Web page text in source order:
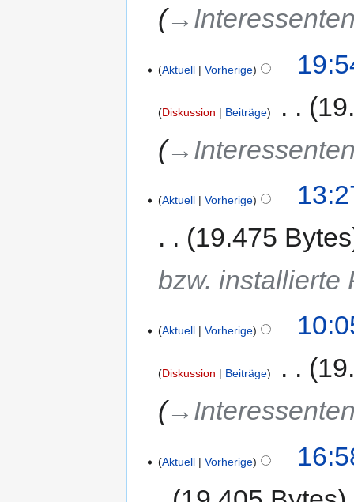
Aktuell Vorherige
Diskussion Beiträge
Aktuell Vorherige
19.475 Bytes
bzw. installierte
Aktuell Vorherige
Diskussion Beiträge
Aktuell Vorherige